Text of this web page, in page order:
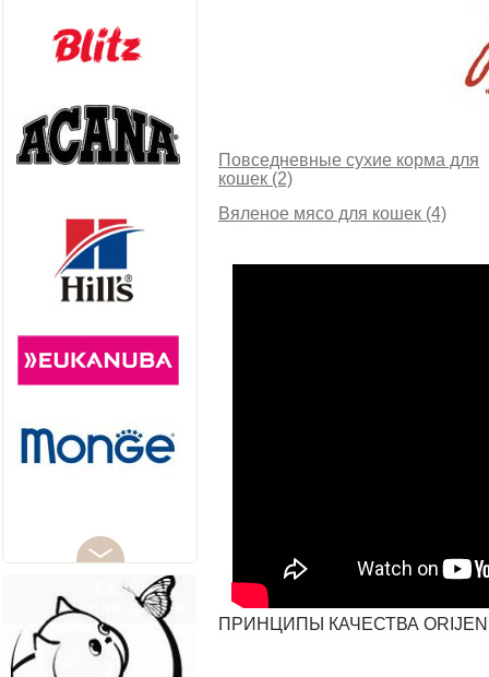
Повседневные сухие корма для
кошек (2)
Вяленое мясо для кошек (4)
ПРИНЦИПЫ КАЧЕСТВА ORIJEN